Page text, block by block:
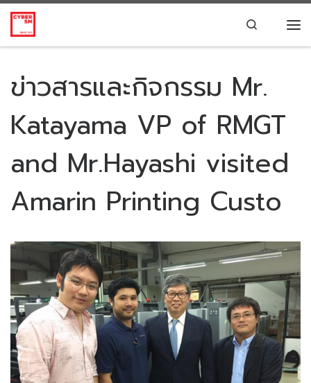
Skip to content Search
ข่าวสารและกิจกรรม Mr.
Katayama VP of RMGT
and Mr.Hayashi visited
Amarin Printing Custo